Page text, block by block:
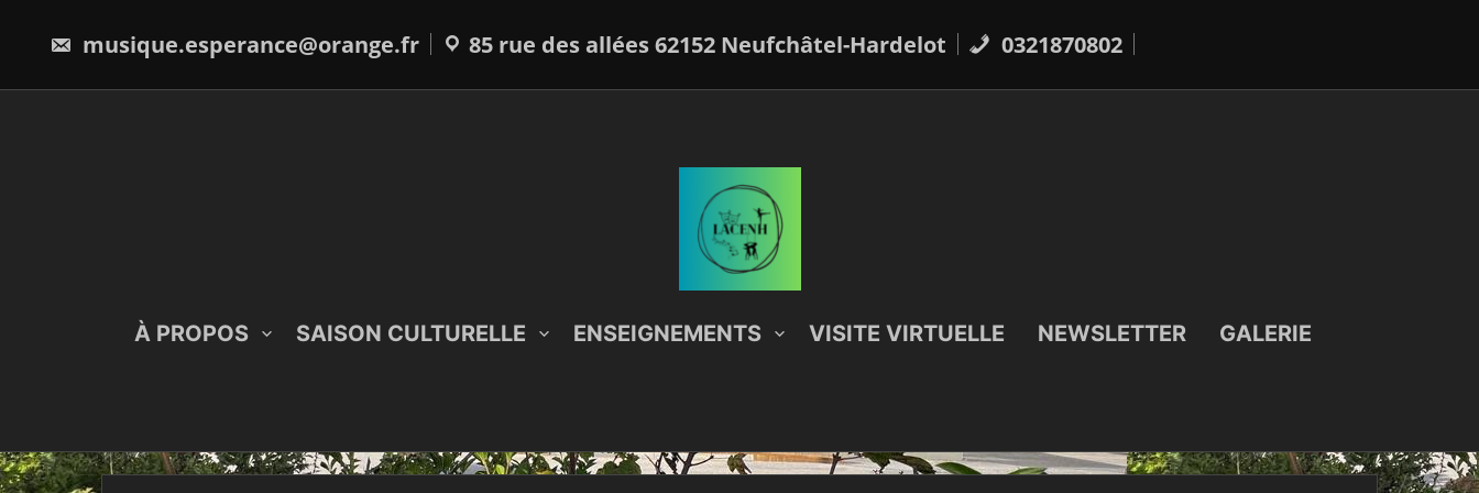
content
musique.esperance@orange.fr 85 rue des allées 62152 Neufchâtel-Hardelot 0321870802
À PROPOS SAISON CULTURELLE ENSEIGNEMENTS VISITE VIRTUELLE NEWSLETTER GALERIE